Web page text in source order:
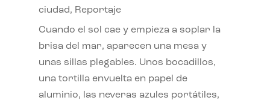
ciudad, Reportaje
Cuando el sol cae y empieza a soplar la
brisa del mar, aparecen una mesa y
unas sillas plegables. Unos bocadillos,
una tortilla envuelta en papel de
aluminio, las neveras azules portátiles,